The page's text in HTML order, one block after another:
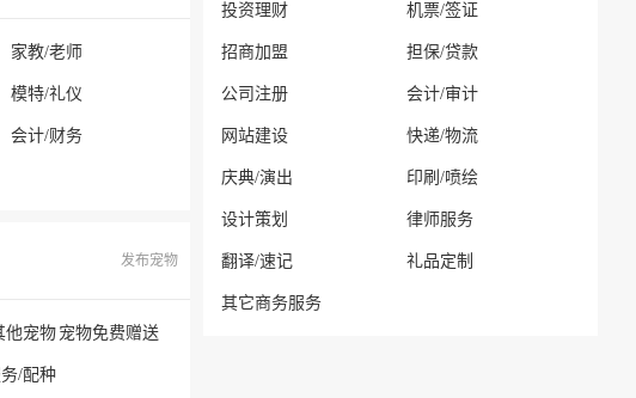
家教/老师
模特/礼仪
会计/财务
发布宠物
他宠物 宠物免费赠送
/配种
投资理财 机票/签证
招商加盟 担保/贷款
公司注册 会计/审计
网站建设 快递/物流
庆典/演出 印刷/喷绘
设计策划 律师服务
翻译/速记 礼品定制
其它商务服务